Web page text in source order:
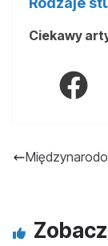
Ciekawy